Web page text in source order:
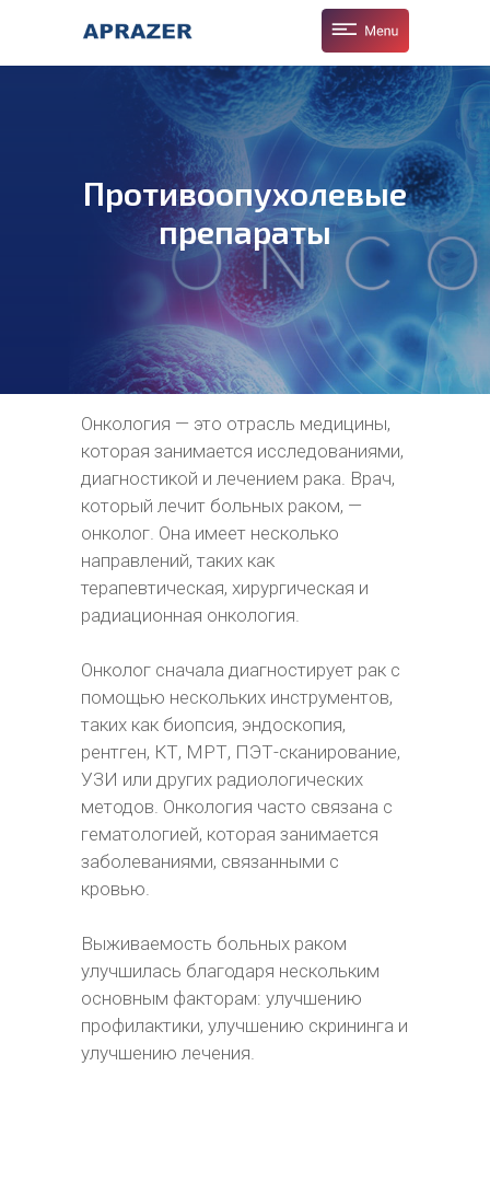
Противоопухолевые
препараты
Онкология — это отрасль медицины,
которая занимается исследованиями,
диагностикой и лечением рака. Врач,
который лечит больных раком, —
онколог. Она имеет несколько
направлений, таких как
терапевтическая, хирургическая и
радиационная онкология.
Онколог сначала диагностирует рак с
помощью нескольких инструментов,
таких как биопсия, эндоскопия,
рентген, КТ, МРТ, ПЭТ-сканирование,
УЗИ или других радиологических
методов. Онкология часто связана с
гематологией, которая занимается
заболеваниями, связанными с
кровью.
Выживаемость больных раком
улучшилась благодаря нескольким
основным факторам: улучшению
профилактики, улучшению скрининга и
улучшению лечения.